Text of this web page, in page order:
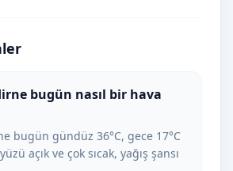
bugün nasıl bir hava
bugün gündüz 36°C, gece 17°C
açık ve çok sıcak, yağış şansı